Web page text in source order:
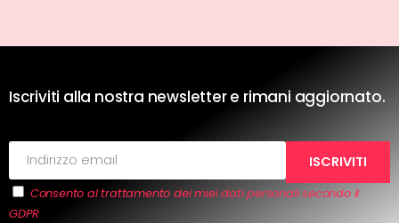
Iscriviti alla nostra newsletter e rimani aggiornato.
Consento al trattamento dei miei dati personali secondo il
GDPR